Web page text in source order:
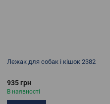
Лежак для собак і кішок 2382
935 грн
В наявності